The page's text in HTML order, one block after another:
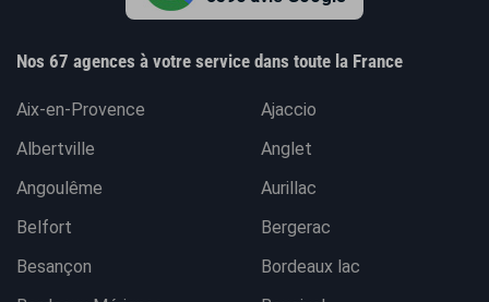
Nos 67 agences à votre service dans toute la France
Aix-en-Provence
Ajaccio
Albertville
Anglet
Angoulême
Aurillac
Belfort
Bergerac
Besançon
Bordeaux lac